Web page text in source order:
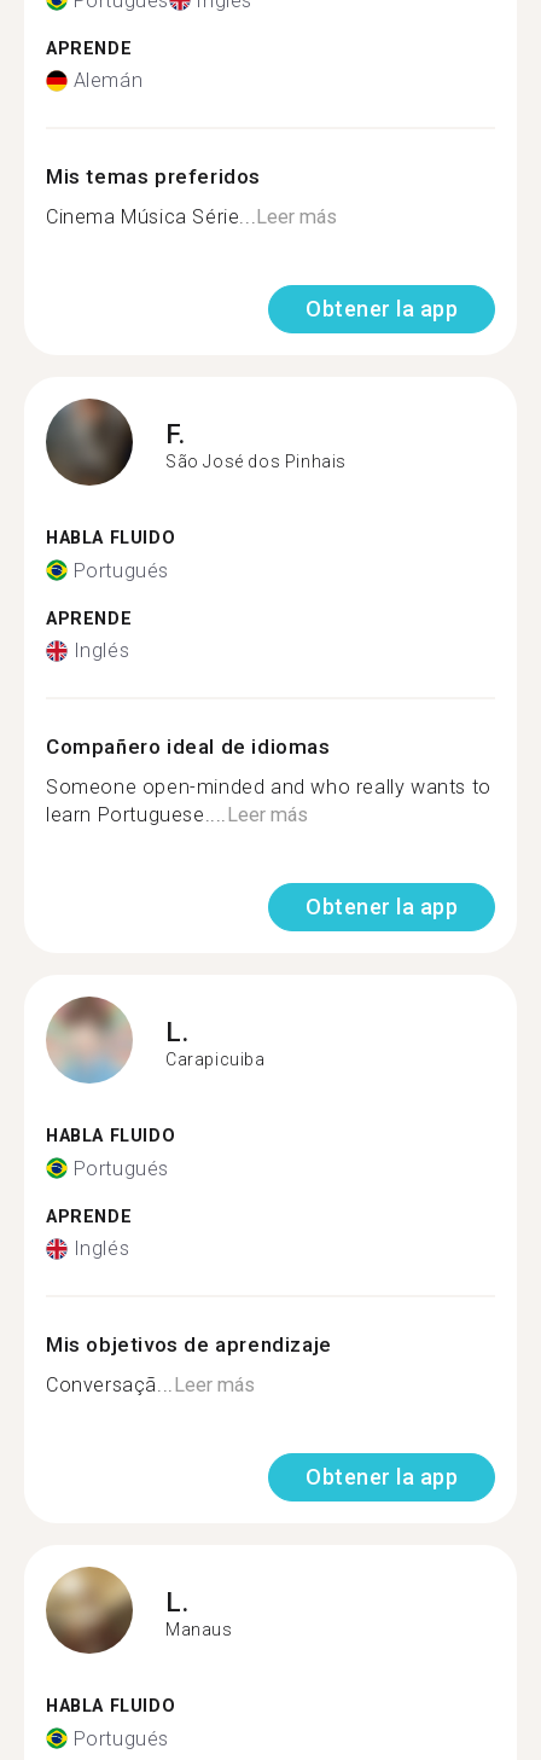
APRENDE
Alemán
Mis temas preferidos
Cinema Música Série...Leer más
Obtener la app
F.
São José dos Pinhais
HABLA FLUIDO
Portugués
APRENDE
Inglés
Compañero ideal de idiomas
Someone open-minded and who really wants to
learn Portuguese....Leer más
Obtener la app
L.
Carapicuiba
HABLA FLUIDO
Portugués
APRENDE
Inglés
Mis objetivos de aprendizaje
Conversaçã...Leer más
Obtener la app
L.
Manaus
HABLA FLUIDO
Portugués